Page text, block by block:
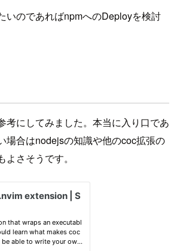
いのであればnpmへのDeployを検討
考にしてみました。本当に入り口であ
場合はnodejsの知識や他のcoc拡張の
さそうです。